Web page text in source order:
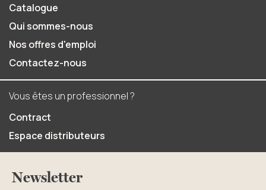
Catalogue
Qui sommes-nous
Nos offres d'emploi
Contactez-nous
Vous êtes un professionnel ?
Contract
Espace distributeurs
Newsletter